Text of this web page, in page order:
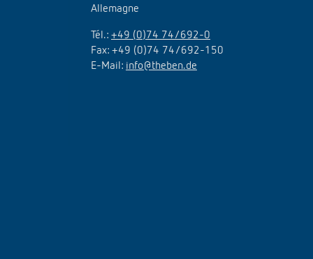
Allemagne
Tél.: +49 (0)74 74/692-0
Fax: +49 (0)74 74/692-150
E-Mail: info@theben.de